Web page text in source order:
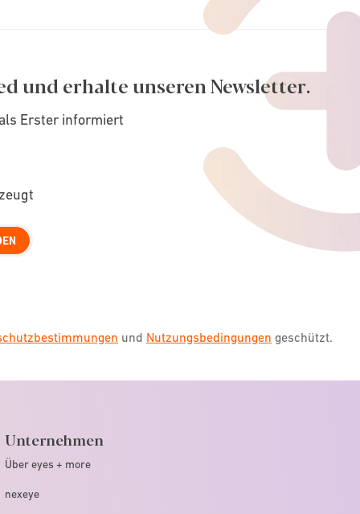
und erhalte unseren Newsletter.
Erster informiert
und Nutzungsbedingungen geschützt.
Unternehmen
Über eyes + more
nexeye